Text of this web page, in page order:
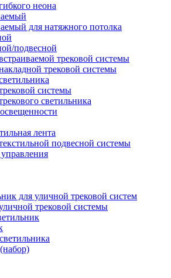
неона
для натяжного потолка
подвесной
трековой системы
трековой системы
системы
светильника
лента
подвесной системы
для уличной трековой систем
трековой системы